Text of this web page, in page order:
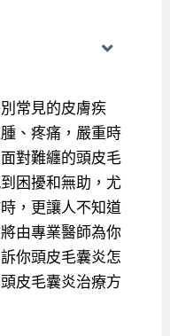
常見的皮膚疾
、疼痛，嚴重時
對難纏的頭皮毛
困擾和無助，尤
，更讓人不知道
由專業醫師為你
你頭皮毛囊炎怎
皮毛囊炎治療方